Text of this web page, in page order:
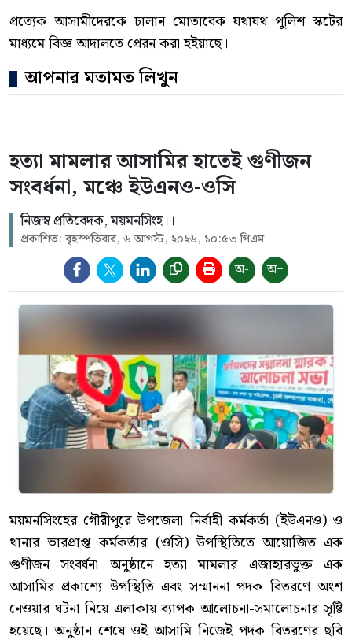
প্রত্যেক আসামীদেরকে চালান মোতাবেক যথাযথ পুলিশ স্কটের
মাধ্যমে বিজ্ঞ আদালতে প্রেরন করা হইয়াছে।
আপনার মতামত লিখুন
হত্যা মামলার আসামির হাতেই গুণীজন
সংবর্ধনা, মঞ্চে ইউএনও-ওসি
নিজস্ব প্রতিবেদক, ময়মনসিংহ।।
প্রকাশিত: বৃহস্পতিবার, ৬ আগস্ট, ২০২৬, ১০:৫৩ পিএম
অ- অ+
ময়মনসিংহের গৌরীপুরে উপজেলা নির্বাহী কর্মকর্তা (ইউএনও) ও
থানার ভারপ্রাপ্ত কর্মকর্তার (ওসি) উপস্থিতিতে আয়োজিত এক
গুণীজন সংবর্ধনা অনুষ্ঠানে হত্যা মামলার এজাহারভুক্ত এক
আসামির প্রকাশ্যে উপস্থিতি এবং সম্মাননা পদক বিতরণে অংশ
নেওয়ার ঘটনা নিয়ে এলাকায় ব্যাপক আলোচনা-সমালোচনার সৃষ্টি
হয়েছে। অনুষ্ঠান শেষে ওই আসামি নিজেই পদক বিতরণের ছবি